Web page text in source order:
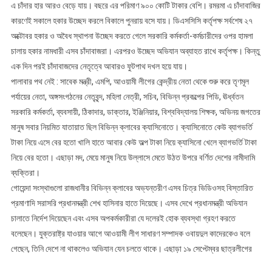
এ চাঁদার হার আরও বেড়ে যায়। বছরে এর পরিমাণ ৯০০ কোটি টাকার বেশি। রমরমা এ চাঁদাবাজির
কারণেই সকালে হকার উচ্ছেদ করলে বিকালে পুনরায় বসে যায়। ডিএসসিসি কর্তৃপক্ষ সর্বশেষ ২৭
অক্টোবর হকার ও অবৈধ স্থাপনা উচ্ছেদ করতে গেলে সরকারি কর্মকর্তা-কর্মচারীদের ওপর হামলা
চালায় হকার নামধারী এসব চাঁদাবাজরা। এরপরও উচ্ছেদ অভিযান অব্যাহত রাখে কর্তৃপক্ষ। কিন্তু
এক দিন পরই চাঁদাবাজদের নেতৃত্বে আবারও ফুটপাথ দখল হয়ে যায়।
পালাবার পথ নেই : সাবেক মন্ত্রী, এমপি, আওয়ামী লীগের কেন্দ্রীয় নেতা থেকে শুরু করে তৃণমূল
পর্যায়ের নেতা, অঙ্গসংগঠনের নেতৃবৃন্দ, মহিলা নেত্রী, সচিব, বিভিন্ন প্রকল্পের পিডি, ঊর্ধ্বতন
সরকারি কর্মকর্তা, ব্যবসায়ী, ঠিকাদার, ডাক্তার, ইঞ্জিনিয়ার, বিশ্ববিদ্যালয় শিক্ষক, অভিনয় জগতের
মানুষ সবার নিয়মিত যাতায়াত ছিল বিভিন্ন ক্লাবের ক্যাসিনোতে। ক্যাসিনোতে কেউ ব্যাগভর্তি
টাকা নিয়ে এসে বের হতো খালি হাতে আবার কেউ অল্প টাকা নিয়ে ক্যাসিনো খেলে ব্যাগভর্তি টাকা
নিয়ে বের হতো। এছাড়া মদ, মেয়ে মানুষ নিয়ে উল্লাসে মেতে উঠত উপরে বর্ণিত দেশের নামীদামি
ব্যক্তিরা।
গোয়েন্দা সংস্থাগুলো রাজধানীর বিভিন্ন ক্লাবের অভ্যন্তরীণ এসব চিত্র ভিডিওসহ বিস্তারিত
প্রমাণাদি সরাসরি প্রধানমন্ত্রী শেখ হাসিনার হাতে দিয়েছে। এসব দেখে প্রধানমন্ত্রী অভিযান
চালাতে নির্দেশ দিয়েছেন এবং এসব অপকর্মকারীরা যে দলেরই হোক ব্যবস্থা গ্রহণ করতে
বলেছেন। যুক্তরাষ্ট্র যাওয়ার আগে আওয়ামী লীগ সাধারণ সম্পাদক ওবায়দুল কাদেরকেও বলে
গেছেন, তিনি দেশে না থাকলেও অভিযান যেন চলতে থাকে। এছাড়া ১৯ সেপ্টেম্বর ছাত্রলীগের